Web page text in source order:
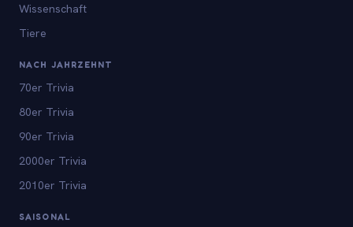
Wissenschaft
Tiere
NACH JAHRZEHNT
70er Trivia
80er Trivia
90er Trivia
2000er Trivia
2010er Trivia
SAISONAL